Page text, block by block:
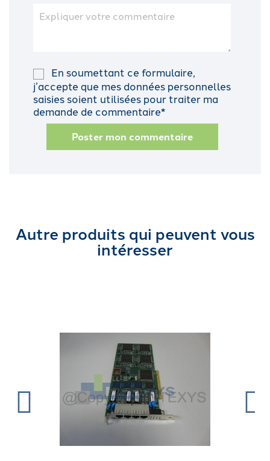
En soumettant ce formulaire,
j’accepte que mes données personnelles
saisies soient utilisées pour traiter ma
demande de commentaire*
Poster mon commentaire
Autre produits qui peuvent vous
intéresser